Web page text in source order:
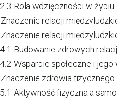
2.3 Rola wdzięczności w życiu
Znaczenie relacji
Znaczenie relacji
4.1 Budowanie zdrowych
4.2 Wsparcie społeczne i jego
Znaczenie zdrowia
5.1 Aktywność fizyczna a